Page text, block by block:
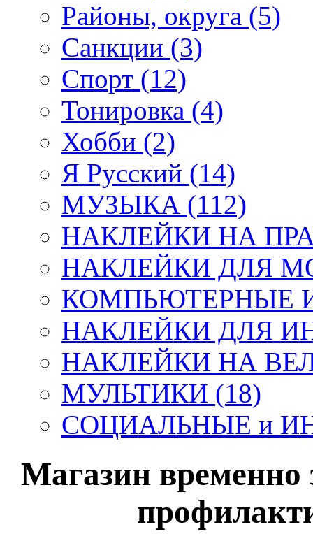
Районы, округа (5)
Санкции (3)
Спорт (12)
Тонировка (4)
Хобби (2)
Я Русский (14)
МУЗЫКА (112)
НАКЛЕЙКИ НА
НАКЛЕЙКИ ДЛЯ
КОМПЬЮТЕРНЫЕ
НАКЛЕЙКИ ДЛЯ
НАКЛЕЙКИ НА
МУЛЬТИКИ (18)
СОЦИАЛЬНЫЕ и
Магазин